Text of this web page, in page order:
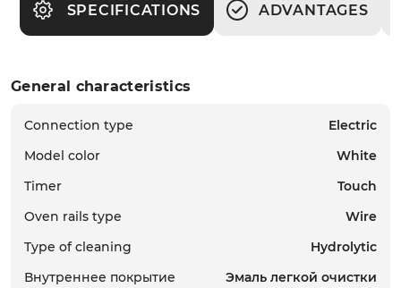
SPECIFICATIONS ADVANTAGES
General characteristics
Connection type
Electric
Model color
White
Timer
Touch
Oven rails type
Wire
Type of cleaning
Hydrolytic
Внутреннее покрытие
Эмаль легкой очистки